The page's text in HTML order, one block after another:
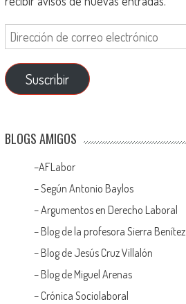
Suscribir
BLOGS AMIGOS
–AFLabor
– Según Antonio Baylos
–Argumentos en Derecho Laboral
– Blog de la profesora Sierra Benítez
– Blog de Jesús Cruz Villalón
– Blog de Miguel Arenas
– Crónica Sociolaboral